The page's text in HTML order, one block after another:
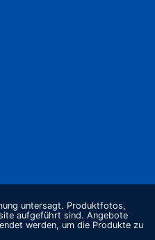
untersagt. Produktfotos,
aufgeführt sind. Angebote
werden, um die Produkte zu